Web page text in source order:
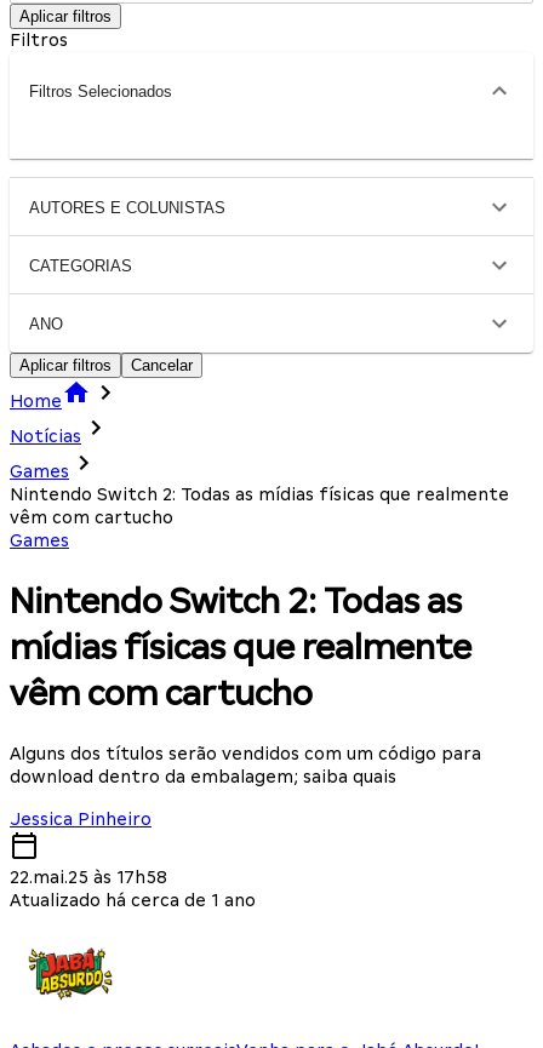
Aplicar filtros
Filtros
Filtros Selecionados
AUTORES E COLUNISTAS
CATEGORIAS
ANO
Aplicar filtros Cancelar
Home
Notícias
Games
Nintendo Switch 2: Todas as mídias físicas que realmente
vêm com cartucho
Games
Nintendo Switch 2: Todas as
mídias físicas que realmente
vêm com cartucho
Alguns dos títulos serão vendidos com um código para
download dentro da embalagem; saiba quais
Jessica Pinheiro
22.mai.25 às 17h58
Atualizado há cerca de 1 ano